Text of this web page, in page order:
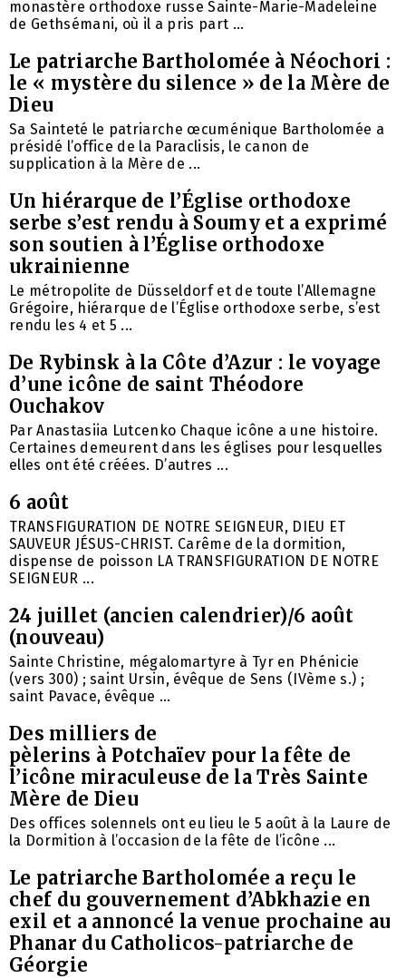
monastère orthodoxe russe Sainte-Marie-Madeleine
de Gethsémani, où il a pris part ...
Le patriarche Bartholomée à Néochori :
le « mystère du silence » de la Mère de
Dieu
Sa Sainteté le patriarche œcuménique Bartholomée a
présidé l’office de la Paraclisis, le canon de
supplication à la Mère de ...
Un hiérarque de l’Église orthodoxe
serbe s’est rendu à Soumy et a exprimé
son soutien à l’Église orthodoxe
ukrainienne
Le métropolite de Düsseldorf et de toute l’Allemagne
Grégoire, hiérarque de l’Église orthodoxe serbe, s’est
rendu les 4 et 5 ...
De Rybinsk à la Côte d’Azur : le voyage
d’une icône de saint Théodore
Ouchakov
Par Anastasiia Lutcenko Chaque icône a une histoire.
Certaines demeurent dans les églises pour lesquelles
elles ont été créées. D’autres ...
6 août
TRANSFIGURATION DE NOTRE SEIGNEUR, DIEU ET
SAUVEUR JÉSUS-CHRIST. Carême de la dormition,
dispense de poisson LA TRANSFIGURATION DE NOTRE
SEIGNEUR ...
24 juillet (ancien calendrier)/6 août
(nouveau)
Sainte Christine, mégalomartyre à Tyr en Phénicie
(vers 300) ; saint Ursin, évêque de Sens (IVème s.) ;
saint Pavace, évêque ...
Des milliers de
pèlerins à Potchaïev pour la fête de
l’icône miraculeuse de la Très Sainte
Mère de Dieu
Des offices solennels ont eu lieu le 5 août à la Laure de
la Dormition à l’occasion de la fête de l’icône ...
Le patriarche Bartholomée a reçu le
chef du gouvernement d’Abkhazie en
exil et a annoncé la venue prochaine au
Phanar du Catholicos-patriarche de
Géorgie